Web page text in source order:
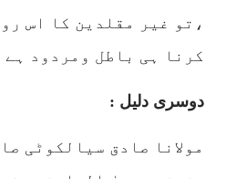
،تو غیر مقلدین کا اس
کرنا ہی باطل ومردود ہے
دوسری دلیل :
مولانا صادق سیالکوٹی